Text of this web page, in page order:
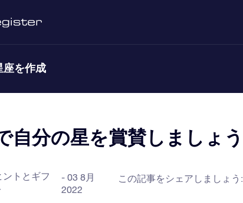
座を作成
自分の星を賞賛しましょう
ントとギフ
03 8月
2022
この記事をシェアしましょう: